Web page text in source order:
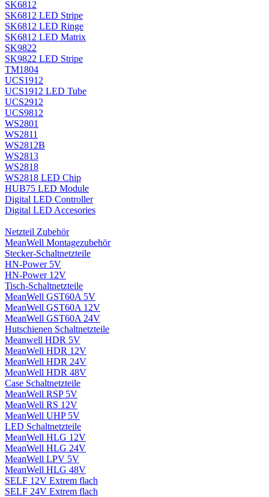
SK6812
SK6812 LED Stripe
SK6812 LED Ringe
SK6812 LED Matrix
SK9822
SK9822 LED Stripe
TM1804
UCS1912
UCS1912 LED Tube
UCS2912
UCS9812
WS2801
WS2811
WS2812B
WS2813
WS2818
WS2818 LED Chip
HUB75 LED Module
Digital LED Controller
Digital LED Accesories
Netzteil Zubehör
MeanWell Montagezubehör
Stecker-Schaltnetzteile
HN-Power 5V
HN-Power 12V
Tisch-Schaltnetzteile
MeanWell GST60A 5V
MeanWell GST60A 12V
MeanWell GST60A 24V
Hutschienen Schaltnetzteile
Meanwell HDR 5V
MeanWell HDR 12V
MeanWell HDR 24V
MeanWell HDR 48V
Case Schaltnetzteile
MeanWell RSP 5V
MeanWell RS 12V
MeanWell UHP 5V
LED Schaltnetzteile
MeanWell HLG 12V
MeanWell HLG 24V
MeanWell LPV 5V
MeanWell HLG 48V
SELF 12V Extrem flach
SELF 24V Extrem flach